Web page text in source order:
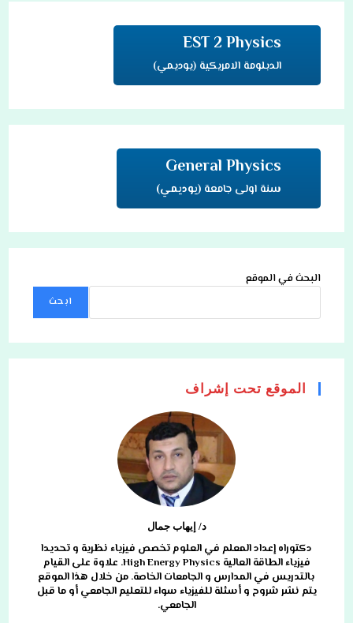
EST 2 Physics
الدبلومة الامريكية (يوديمي)
General Physics
سنة اولى جامعة (يوديمي)
البحث في الموقع
ابحث
الموقع تحت إشراف
د/ إيهاب جمال
دكتوراه إعداد المعلم في العلوم تخصص فيزياء نظرية و تحديدا
فيزياء الطاقة العالية High Energy Physics. علاوة على القيام
بالتدريس في المدارس و الجامعات الخاصة. من خلال هذا الموقع
يتم نشر شروح و أسئلة للفيزياء سواء للتعليم الجامعي أو ما قبل
الجامعي.